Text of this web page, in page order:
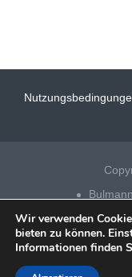
Datenschutz|
Wir verwenden
bieten zu können.
Informationen finden